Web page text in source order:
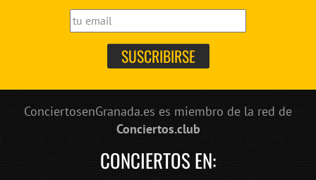
ConciertosenGranada.es es miembro de la red de
Conciertos.club
CONCIERTOS EN: